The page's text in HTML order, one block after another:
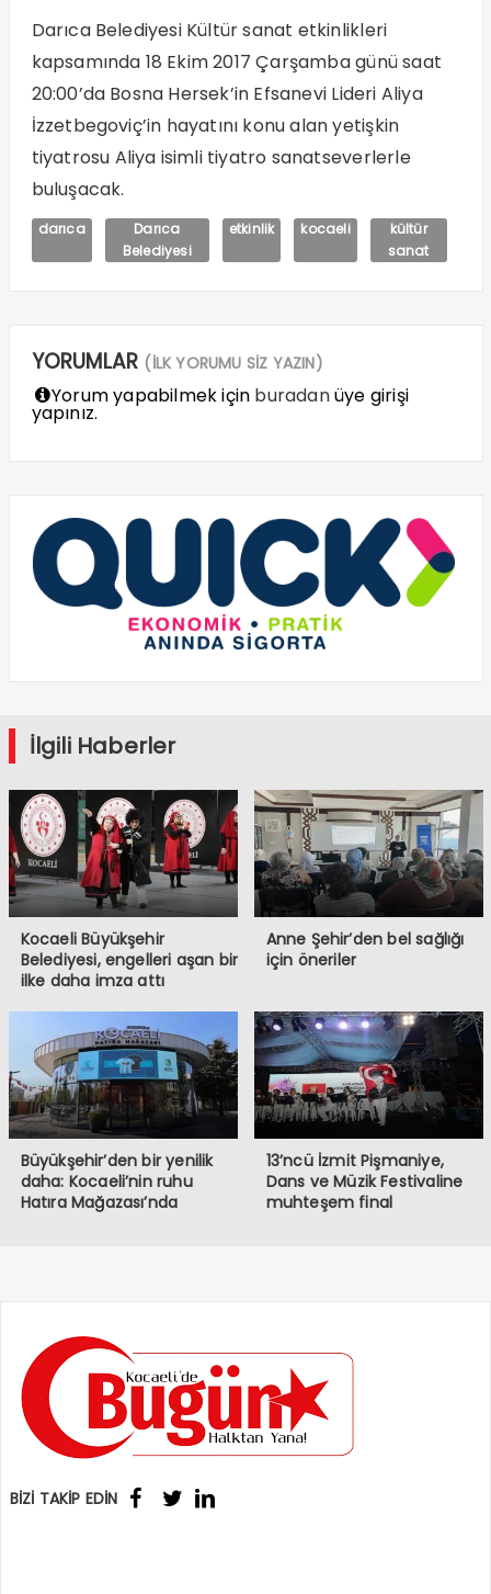
Darıca Belediyesi Kültür sanat etkinlikleri
kapsamında 18 Ekim 2017 Çarşamba günü saat
20:00’da Bosna Hersek’in Efsanevi Lideri Aliya
İzzetbegoviç’in hayatını konu alan yetişkin
tiyatrosu Aliya isimli tiyatro sanatseverlerle
buluşacak.
darıca
Darıca
Belediyesi
etkinlik kocaeli
kültür
sanat
YORUMLAR (İLK YORUMU SİZ YAZIN)
Yorum yapabilmek için buradanüye girişi
yapınız.
İlgili Haberler
Kocaeli Büyükşehir
Belediyesi, engelleri aşan bir
ilke daha imza attı
Anne Şehir’den bel sağlığı
için öneriler
Büyükşehir’den bir yenilik
daha: Kocaeli’nin ruhu
Hatıra Mağazası’nda
13’ncü İzmit Pişmaniye,
Dans ve Müzik Festivaline
muhteşem final
BİZİ TAKİP EDİN